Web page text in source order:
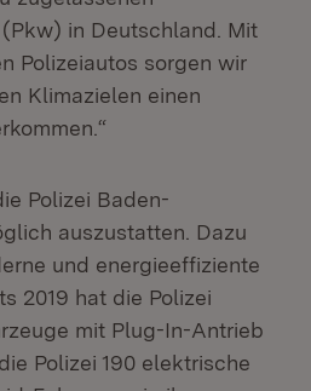
in Deutschland. Mit
Polizeiautos sorgen wir
Klimazielen einen
Polizei Baden-
auszustatten. Dazu
und energieeffiziente
2019 hat die Polizei
mit Plug-In-Antrieb
Polizei 190 elektrische